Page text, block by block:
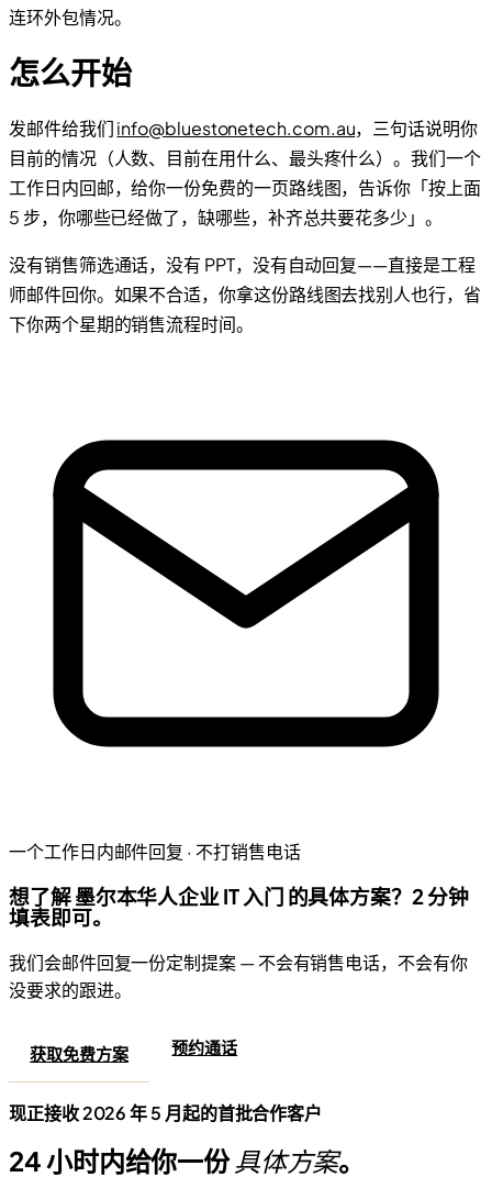
连环外包情况。
怎么开始
发邮件给我们info@bluestonetech.com.au，三句话说明你
目前的情况（人数、目前在用什么、最头疼什么）。我们一个
工作日内回邮，给你一份免费的一页路线图，告诉你「按上面
5 步，你哪些已经做了，缺哪些，补齐总共要花多少」。
没有销售筛选通话，没有 PPT，没有自动回复——直接是工程
师邮件回你。如果不合适，你拿这份路线图去找别人也行，省
下你两个星期的销售流程时间。
一个工作日内邮件回复 · 不打销售电话
想了解 墨尔本华人企业 IT 入门 的具体方案？2 分钟
填表即可。
我们会邮件回复一份定制提案 — 不会有销售电话，不会有你
没要求的跟进。
获取免费方案 预约通话
现正接收 2026 年 5 月起的首批合作客户
24 小时内给你一份具体方案。